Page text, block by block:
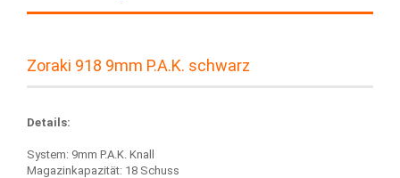
Zoraki 918 9mm P.A.K. schwarz
Details:
System: 9mm P.A.K. Knall
Magazinkapazität: 18 Schuss